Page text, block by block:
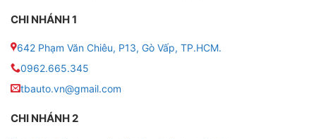
CHI NHÁNH 1
642 Phạm Văn Chiêu, P13, Gò Vấp, TP.HCM.
0962.665.345
tbauto.vn@gmail.com
CHI NHÁNH 2